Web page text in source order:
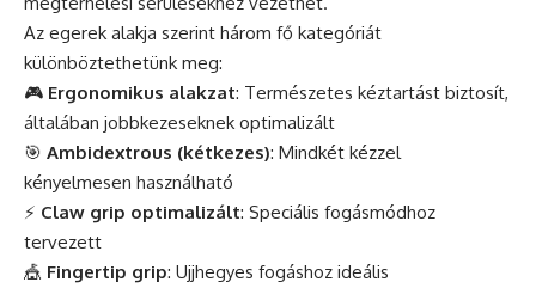
Az egerek alakja szerint három fő kategóriát
különböztethetünk meg:
🎮 Ergonomikus alakzat: Természetes kéztartást biztosít,
általában jobbkezeseknek optimalizált
🎯 Ambidextrous (kétkezes): Mindkét kézzel
kényelmesen használható
⚡ Claw grip optimalizált: Speciális fogásmódhoz
tervezett
🎪 Fingertip grip: Ujjhegyes fogáshoz ideális